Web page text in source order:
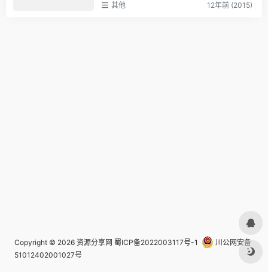
其他 12年前 (2015)
Copyright © 2026 资源分享网 蜀ICP备2022003117号-1
川公网安备
51012402001027号